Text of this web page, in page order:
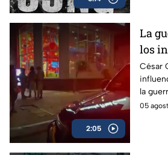
2:05
La
los
lista
César
la
05